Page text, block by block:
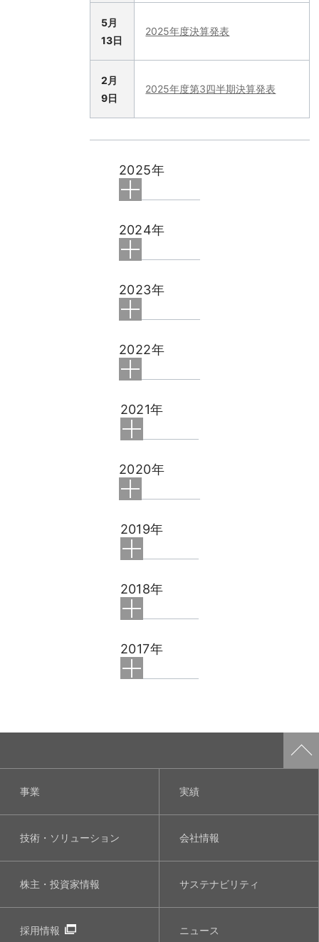
5月
13日
2025年度決算発表
2月
9日
2025年度第3四半期決算発表
2025年
2024年
2023年
2022年
2021年
2020年
2019年
2018年
2017年
事業 実績
技術・ソリューション 会社情報
株主・投資家情報 サステナビリティ
採用情報 ニュース